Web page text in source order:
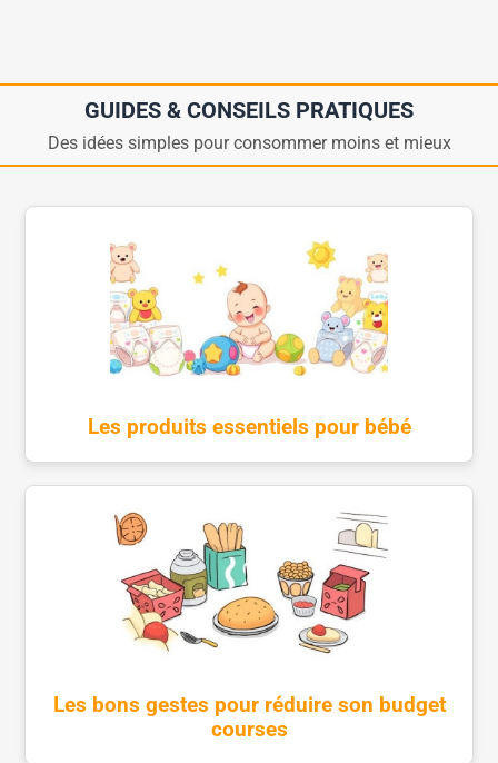
GUIDES & CONSEILS PRATIQUES
Des idées simples pour consommer moins et mieux
Les produits essentiels pour bébé
Les bons gestes pour réduire son budget
courses